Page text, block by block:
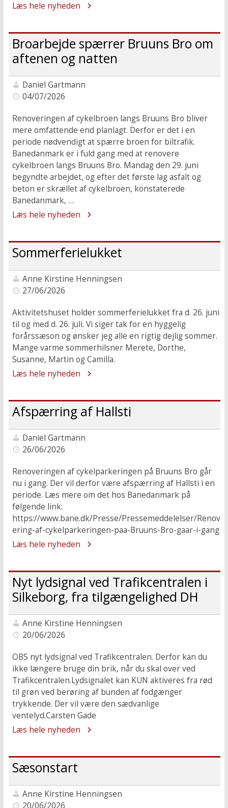
Læs hele nyheden
Broarbejde spærrer Bruuns Bro om
aftenen og natten
Daniel Gartmann
04/07/2026
Renoveringen af cykelbroen langs Bruuns Bro bliver
mere omfattende end planlagt. Derfor er det i en
periode nødvendigt at spærre broen for biltrafik.
Banedanmark er i fuld gang med at renovere
cykelbroen langs Bruuns Bro. Mandag den 29. juni
begyndte arbejdet, og efter det første lag asfalt og
beton er skrællet af cykelbroen, konstaterede
Banedanmark, …
Læs hele nyheden
Sommerferielukket
Anne Kirstine Henningsen
27/06/2026
Aktivitetshuset holder sommerferielukket fra d. 26. juni
til og med d. 26. juli. Vi siger tak for en hyggelig
forårssæson og ønsker jeg alle en rigtig dejlig sommer.
Mange varme sommerhilsner Merete, Dorthe,
Susanne, Martin og Camilla.
Læs hele nyheden
Afspærring af Hallsti
Daniel Gartmann
26/06/2026
Renoveringen af cykelparkeringen på Bruuns Bro går
nu i gang. Der vil derfor være afspærring af Hallsti i en
periode. Læs mere om det hos Banedanmark på
følgende link:
https://www.bane.dk/Presse/Pressemeddelelser/Renov
ering-af-cykelparkeringen-paa-Bruuns-Bro-gaar-i-gang
Læs hele nyheden
Nyt lydsignal ved Trafikcentralen i
Silkeborg, fra tilgængelighed DH
Anne Kirstine Henningsen
20/06/2026
OBS nyt lydsignal ved Trafikcentralen. Derfor kan du
ikke længere bruge din brik, når du skal over ved
Trafikcentralen.Lydsignalet kan KUN aktiveres fra rød
til grøn ved berøring af bunden af fodgænger
trykkende. Der vil være den sædvanlige
ventelyd.Carsten Gade
Læs hele nyheden
Sæsonstart
Anne Kirstine Henningsen
20/06/2026